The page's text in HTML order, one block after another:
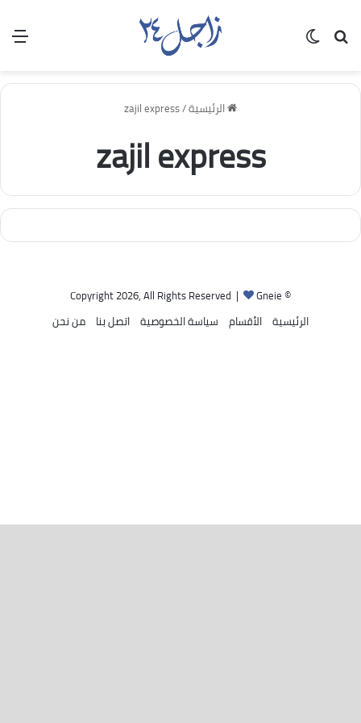
بحث عن
الرئيسية/
zajil express
zajil express
© Copyright 2026, All Rights Reserved |
Gneie
الرئيسية الأقسام سياسة الخصوصية اتصل بنا من نحن